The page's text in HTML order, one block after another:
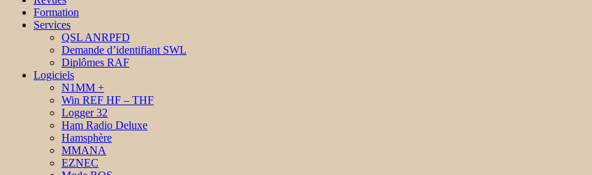
Formation
Services
QSL ANRPFD
Demande d’identifiant SWL
Diplômes RAF
Logiciels
N1MM +
Win REF HF – THF
Logger 32
Ham Radio Deluxe
Hamsphère
MMANA
EZNEC